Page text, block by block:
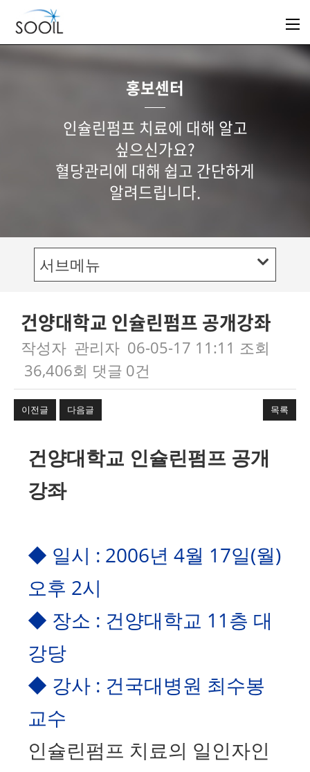
홍보센터
인슐린펌프 치료에 대해 알고
싶으신가요?
혈당관리에 대해 쉽고 간단하게
알려드립니다.
서브메뉴
건양대학교 인슐린펌프 공개강좌
작성자 관리자 06-05-17 11:11 조회
36,406회 댓글 0건
이전글 다음글 목록
건양대학교 인슐린펌프 공개
강좌
◆ 일시 : 2006년 4월 17일(월)
오후 2시
◆ 장소 : 건양대학교 11층 대
강당
◆ 강사 : 건국대병원 최수봉
교수
인슐린펌프 치료의 일인자인